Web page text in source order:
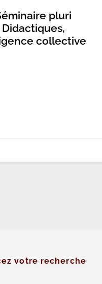
pluri
collective
votre recherche